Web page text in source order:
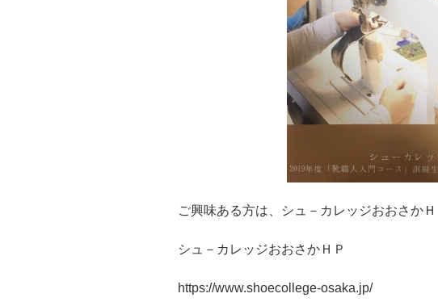
ご興味ある方は、シュ－カレッジおおさかＨ
シュ－カレッジおおさかＨＰ
https://www.shoecollege-osaka.jp/